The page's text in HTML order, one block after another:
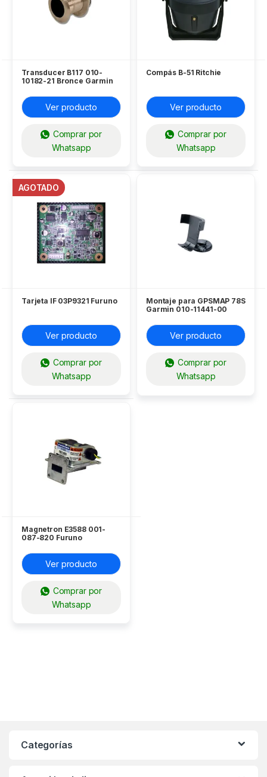
Transducer B117 010-
10182-21 Bronce Garmin
Ver producto
Comprar por
Whatsapp
Compás B-51 Ritchie
Ver producto
Comprar por
Whatsapp
AGOTADO
Tarjeta IF 03P9321 Furuno
Ver producto
Comprar por
Whatsapp
Montaje para GPSMAP 78S
Garmin 010-11441-00
Ver producto
Comprar por
Whatsapp
Magnetron E3588 001-
087-820 Furuno
Ver producto
Comprar por
Whatsapp
Categorías